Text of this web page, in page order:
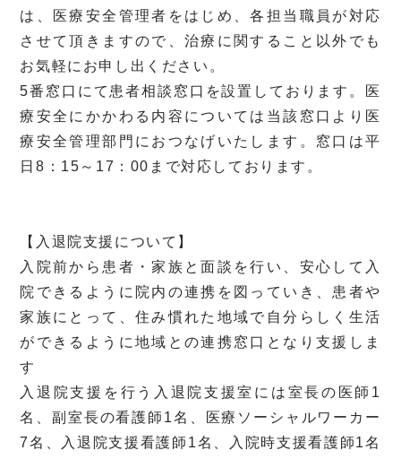
は、医療安全管理者をはじめ、各担当職員が対応
させて頂きますので、治療に関すること以外でも
お気軽にお申し出ください。
5番窓口にて患者相談窓口を設置しております。医
療安全にかかわる内容については当該窓口より医
療安全管理部門におつなげいたします。窓口は平
日8：15～17：00まで対応しております。
【入退院支援について】
入院前から患者・家族と面談を行い、安心して入
院できるように院内の連携を図っていき、患者や
家族にとって、住み慣れた地域で自分らしく生活
ができるように地域との連携窓口となり支援しま
す
入退院支援を行う入退院支援室には室長の医師1
名、副室長の看護師1名、医療ソーシャルワーカー
7名、入退院支援看護師1名、入院時支援看護師1名